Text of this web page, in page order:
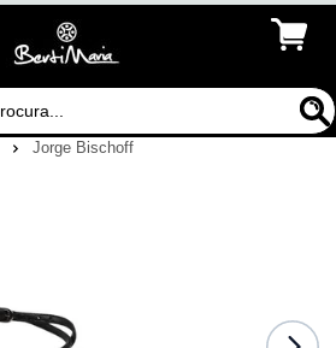
Jorge Bischoff